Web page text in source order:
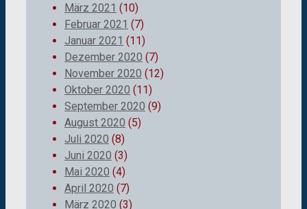
März 2021 (10)
Februar 2021 (7)
Januar 2021 (11)
Dezember 2020 (7)
November 2020 (12)
Oktober 2020 (11)
September 2020 (9)
August 2020 (5)
Juli 2020 (8)
Juni 2020 (3)
Mai 2020 (4)
April 2020 (7)
März 2020 (3)